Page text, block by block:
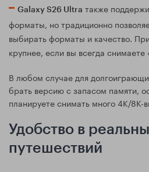
Galaxy S26 Ultra также
форматы, но традиционно
выбирать форматы и качество.
крупнее, если вы всегда
В любом случае для
брать версию с запасом памяти,
планируете снимать много 4K/8K-
Удобство в
путешествий